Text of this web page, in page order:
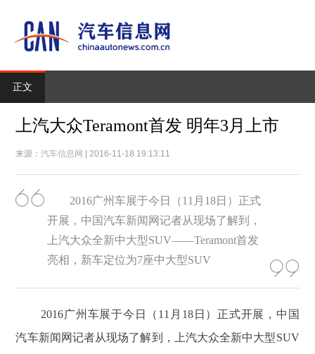
正文
上汽大众Teramont首发 明年3月上市
来源：汽车信息网 | 2016-11-18 19:13:11
2016广州车展于今日（11月18日）正式
开展，中国汽车新闻网记者从现场了解到，
上汽大众全新中大型SUV——Teramont首发
亮相，新车定位为7座中大型SUV
2016广州车展于今日（11月18日）正式开展，中国
汽车新闻网记者从现场了解到，上汽大众全新中大型SUV